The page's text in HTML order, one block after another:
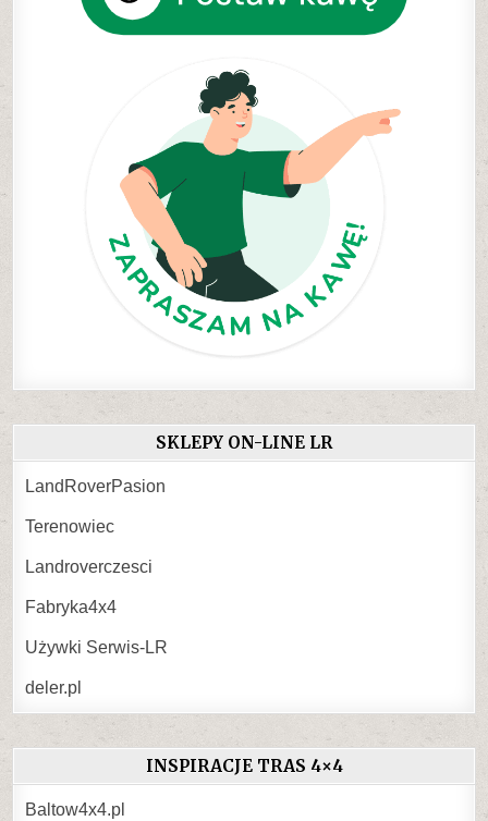
SKLEPY ON-LINE LR
LandRoverPasion
Terenowiec
Landroverczesci
Fabryka4x4
Używki Serwis-LR
deler.pl
INSPIRACJE TRAS 4×4
Baltow4x4.pl